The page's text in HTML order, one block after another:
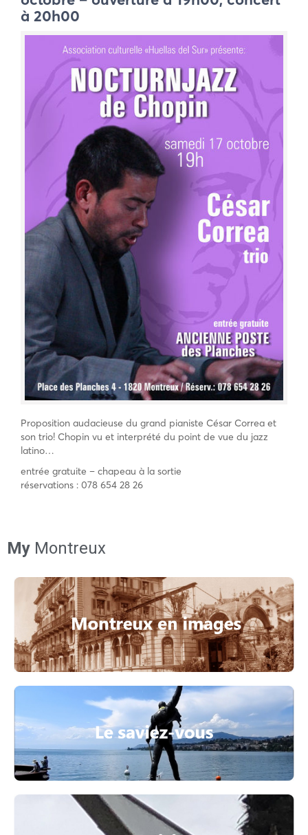
à 20h00
Proposition audacieuse du grand pianiste César Correa et
son trio! Chopin vu et interprété du point de vue du jazz
latino…
entrée gratuite – chapeau à la sortie
réservations : 078 654 28 26
My Montreux